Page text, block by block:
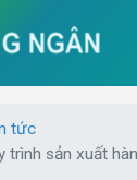
tức
trình sản xuất